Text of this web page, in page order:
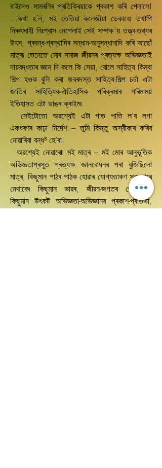
বাইদেও সামৰণিৰ প্ৰতিক্ৰিয়াকে প্ৰকাশ কৰি পেলালে!
...কথা হ’ল, মই তেতিয়া কলেজীয়া ডেকাহে৷ তথাপি
নিৰুৎসাহী নিঃশ্বাস নেপেলাই সেই সম্পক¹য় তত্ত্ব-তথ্যৰ
উৎস, প্ৰবন্ধ-গ্ৰন্থাদিৰ সন্ধান-অনুসন্ধানাদি কৰি আছোঁ
মাত্ৰ৷ তেনেতে মোৰ সমাজ জীৱনৰ প্ৰত্যক্ষ অভিজ্ঞতাই
দায়বদ্ধতাৰ জ্ঞান দি কলে কি সেয়া, বোলে সাহিত্য কিম্বা
শিল্প হওক বুলি কৰা জবৰদস্ত সাহিত্য-শিল্প চৰ্চা এটা
জাতিৰ সাহিত্যিক-ঐতিহাসিক পৰিক্ৰমাৰ গৰিমাময়
ইতিহাসত এটা ডাঙৰ ক্ৰাইম৷
সেইটোতো অৱশ্যেই এটা গাত পাতি ল’ব লগা
একধৰণৰ কাঢ়া নিৰ্দেশ – তুমি কিন্তু অস্বীকাৰ কৰিব
নোৱাৰিবা বন্ধ³ হে’ৰা!
অৱশ্যেই নোৱাৰো৷ মই মাত্ৰ – মই মোৰ আনুভূতিক
অভিজ্ঞতাপ্ৰসূত প্ৰত্যক্ষ জ্ঞানবোধনৰ পৰা বুজিছিলো
মাত্ৰ, কিছুমান পাঠৰ পাঠক হোৱাৰ যোগ্যতাকণ সকলোৰে
নেথাকে৷ কিছুমান ভাৱৰ, জীৱন-জগতৰ দোমোজাত
কিছুমান উৎকট অভিজ্ঞতা-অভিজ্ঞানৰ প্ৰকাশ-প্ৰতিভা,